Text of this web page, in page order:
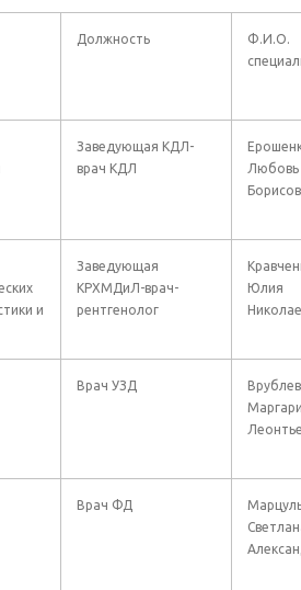
Должность
Ф.И.О.
Заведующая КДЛ-
врач КДЛ
Любовь
и
Заведующая
КРХМДиЛ-врач-
рентгенолог
Юлия
Врач УЗД
Врач ФД